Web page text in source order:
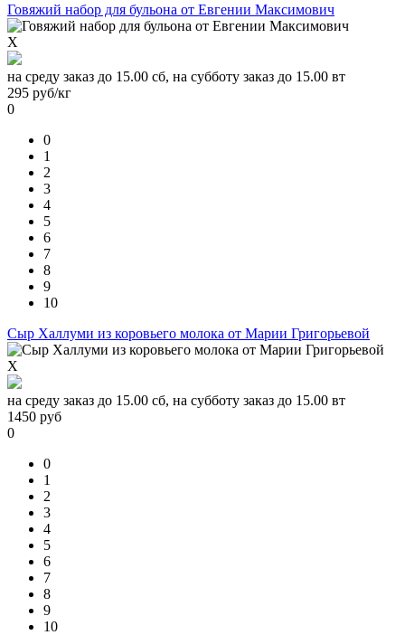
Говяжий набор для бульона от Евгении Максимович
X
на среду заказ до 15.00 сб, на субботу заказ до 15.00 вт
295 руб/кг
0
0
1
2
3
4
5
6
7
8
9
10
Сыр Халлуми из коровьего молока от Марии Григорьевой
X
на среду заказ до 15.00 сб, на субботу заказ до 15.00 вт
1450 руб
0
0
1
2
3
4
5
6
7
8
9
10